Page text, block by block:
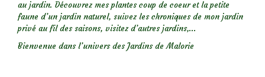
au jardin. Découvrez mes plantes coup de coeur et la petite
faune d’un jardin naturel, suivez les chroniques de mon jardin
privé au fil des saisons, visitez d’autres jardins,...
Bienvenue dans l’univers des Jardins de Malorie